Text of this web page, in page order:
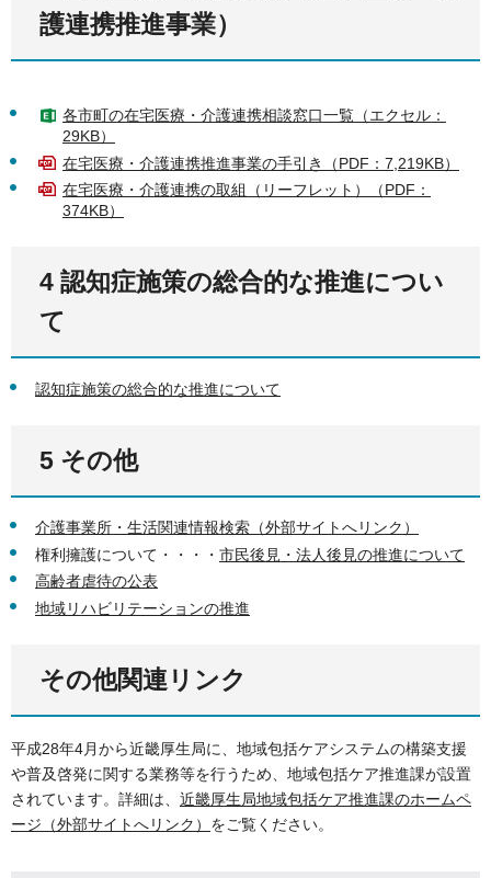
護連携推進事業）
各市町の在宅医療・介護連携相談窓口一覧（エクセル：
29KB）
在宅医療・介護連携推進事業の手引き（PDF：7,219KB）
在宅医療・介護連携の取組（リーフレット）（PDF：
374KB）
4 認知症施策の総合的な推進につい
て
認知症施策の総合的な推進について
5 その他
介護事業所・生活関連情報検索（外部サイトへリンク）
権利擁護について・・・・ 市民後見・法人後見の推進について
高齢者虐待の公表
地域リハビリテーションの推進
その他関連リンク
平成28年4月から近畿厚生局に、地域包括ケアシステムの構築支援
や普及啓発に関する業務等を行うため、地域包括ケア推進課が設置
されています。詳細は、 近畿厚生局地域包括ケア推進課のホームペ
ージ（外部サイトへリンク） をご覧ください。